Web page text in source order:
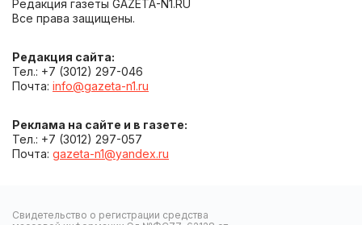
Редакция газеты GAZETA-N1.RU
Все права защищены.
Редакция сайта:
Тел.: +7 (3012) 297-046
Почта: info@gazeta-n1.ru
Реклама на сайте и в газете:
Тел.: +7 (3012) 297-057
Почта: gazeta-n1@yandex.ru
Свидетельство о регистрации средства